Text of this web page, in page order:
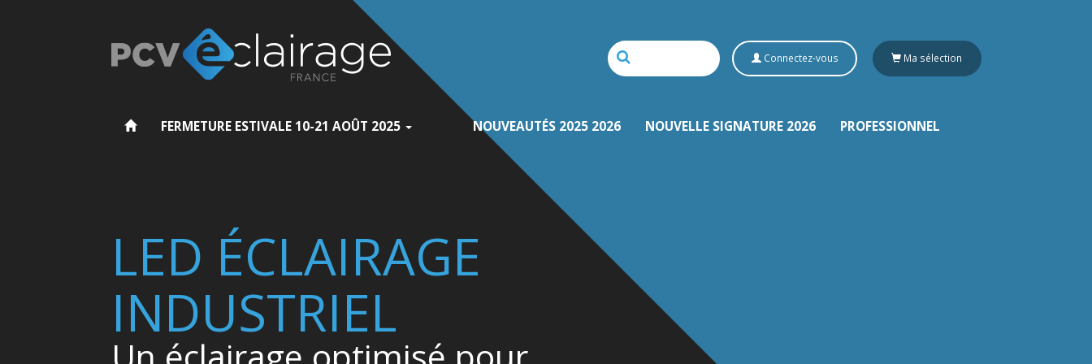
Connectez-vous Ma sélection
FERMETURE ESTIVALE 10-21 AOÛT 2025 NOUVEAUTÉS 2025 2026 NOUVELLE SIGNATURE 2026 PROFESSIONNEL
LED ÉCLAIRAGE
INDUSTRIEL